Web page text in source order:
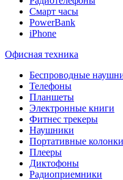
Смарт часы
PowerBank
iPhone
Офисная техника
Беспроводные
Телефоны
Планшеты
Электронные книги
Фитнес трекеры
Наушники
Портативные колонки
Плееры
Диктофоны
Радиоприемники